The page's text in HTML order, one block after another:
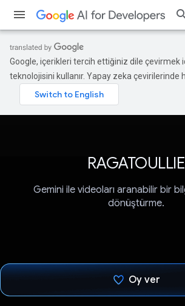
Google, içerikleri tercih ettiğiniz dile çevirmek
teknolojisini kullanır. Yapay zeka çevirilerinde
RAGATOULLIE
Gemini ile videoları aranabilir bir
dönüştürme.
Oy ver